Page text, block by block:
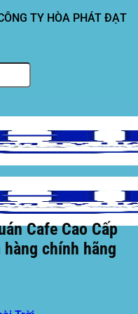
TY HÒA PHÁT ĐẠT
Cafe Cao Cấp
hàng chính hãng